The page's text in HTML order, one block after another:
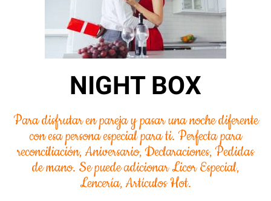
NIGHT BOX
Para disfrutar en pareja y pasar una noche diferente
con esa persona especial para ti. Perfecta para
reconciliación, Aniversario, Declaraciones, Pedidas
de mano. Se puede adicionar Licor Especial,
Lencería, Artículos Hot.